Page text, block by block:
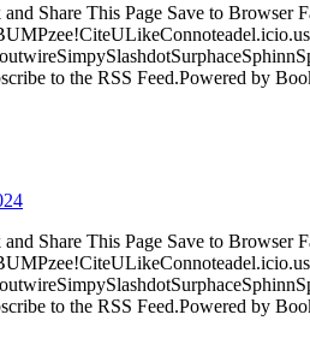
Share This Page Save to Browser
to the RSS Feed.Powered by
Share This Page Save to Browser
to the RSS Feed.Powered by